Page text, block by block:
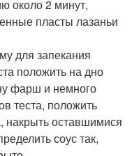
около 2 минут,
пласты лазаньи
для запекания
положить на дно
фарш и немного
теста, положить
накрыть оставшимися
соус так,